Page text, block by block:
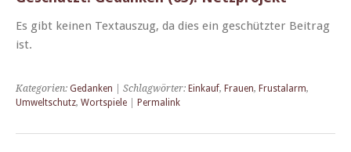
Es gibt keinen Tex­tauszug, da dies ein geschützter Beitrag
ist.
Kategorien: Gedanken | Schlagwörter: Einkauf, Frauen, Frustalarm,
Umweltschutz, Wortspiele Permalink